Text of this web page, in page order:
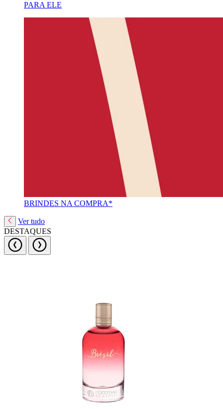
PARA ELE
BRINDES NA COMPRA*
Ver tudo
DESTAQUES